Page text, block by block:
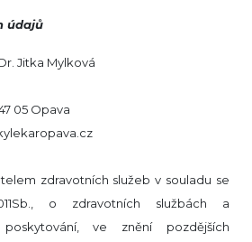
údajů
Jitka Mylková
05 Opava
zdravotních služeb v souladu se
o zdravotních službách a
ve znění pozdějších